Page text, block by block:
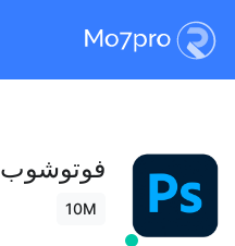
فوتوشوب 2021
10M